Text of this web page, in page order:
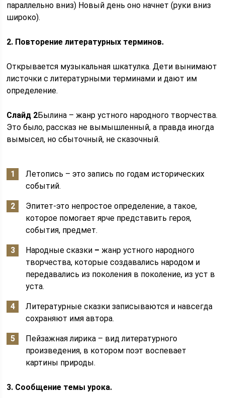
параллельно вниз) Новый день оно начнет (руки вниз
широко).
2. Повторение литературных терминов.
Открывается музыкальная шкатулка. Дети вынимают
листочки с литературными терминами и дают им
определение.
Слайд 2Былина – жанр устного народного творчества.
Это было, рассказ не вымышленный, а правда иногда
вымысел, но сбыточный, не сказочный.
Летопись – это запись по годам исторических
событий.
Эпитет-это непростое определение, а такое,
которое помогает ярче представить героя,
события, предмет.
Народные сказки – жанр устного народного
творчества, которые создавались народом и
передавались из поколения в поколение, из уст в
уста.
Литературные сказки записываются и навсегда
сохраняют имя автора.
Пейзажная лирика – вид литературного
произведения, в котором поэт воспевает
картины природы.
3. Сообщение темы урока.